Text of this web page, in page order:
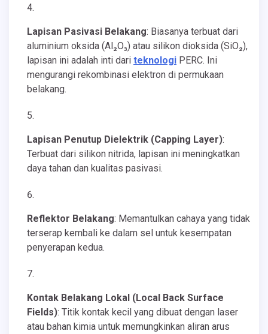
Lapisan Pasivasi Belakang: Biasanya terbuat dari
aluminium oksida (Al₂O₃) atau silikon dioksida (SiO₂),
lapisan ini adalah inti dari teknologi PERC. Ini
mengurangi rekombinasi elektron di permukaan
belakang.
Lapisan Penutup Dielektrik (Capping Layer):
Terbuat dari silikon nitrida, lapisan ini meningkatkan
daya tahan dan kualitas pasivasi.
Reflektor Belakang: Memantulkan cahaya yang tidak
terserap kembali ke dalam sel untuk kesempatan
penyerapan kedua.
Kontak Belakang Lokal (Local Back Surface
Fields): Titik kontak kecil yang dibuat dengan laser
atau bahan kimia untuk memungkinkan aliran arus